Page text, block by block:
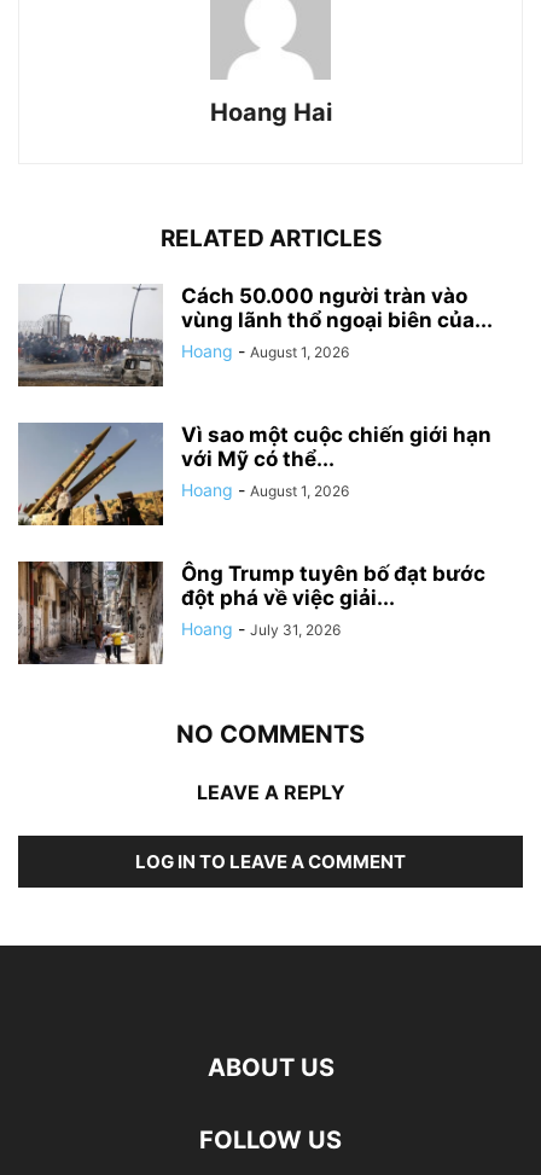
Hoang Hai
RELATED ARTICLES
Cách 50.000 người tràn vào
vùng lãnh thổ ngoại biên của...
Hoang - August 1, 2026
Vì sao một cuộc chiến giới hạn
với Mỹ có thể...
Hoang - August 1, 2026
Ông Trump tuyên bố đạt bước
đột phá về việc giải...
Hoang - July 31, 2026
NO COMMENTS
LEAVE A REPLY
LOG IN TO LEAVE A COMMENT
ABOUT US
FOLLOW US